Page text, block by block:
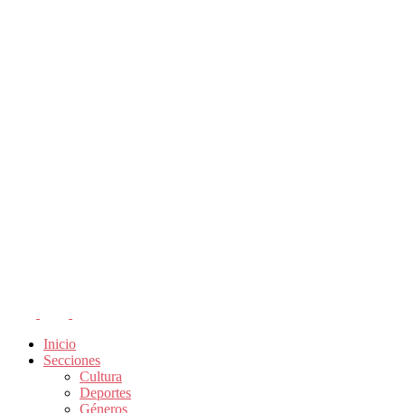
Inicio
Secciones
Cultura
Deportes
Géneros